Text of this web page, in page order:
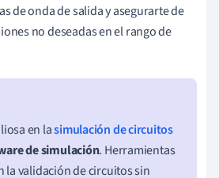
de onda de salida y asegurarte de
no deseadas en el rango de
en lasimulación de circuitos
de simulación. Herramientas
la validación de circuitos sin